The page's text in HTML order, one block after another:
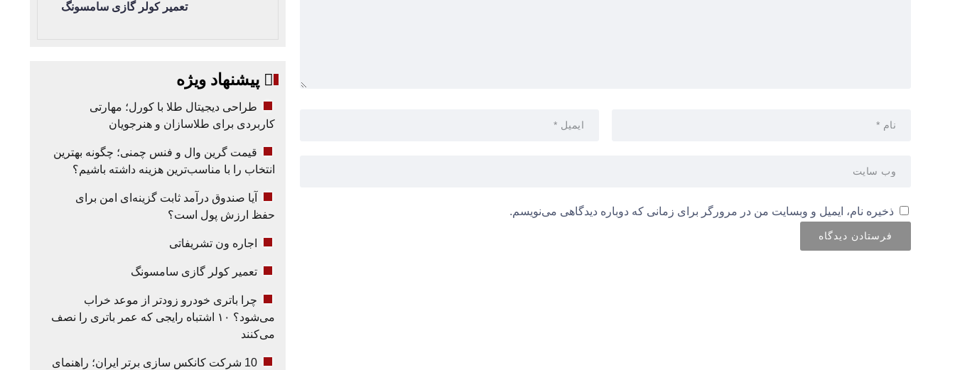
ذخیره نام، ایمیل و وبسایت من در مرورگر برای زمانی که دوباره دیدگاهی می‌نویسم.
تعمیر کولر گازی سامسونگ
پیشنهاد ویژه
طراحی دیجیتال طلا با کورل؛ مهارتی
کاربردی برای طلاسازان و هنرجویان
قیمت گرین وال و فنس چمنی؛ چگونه بهترین
انتخاب را با مناسب‌ترین هزینه داشته باشیم؟
آیا صندوق درآمد ثابت گزینه‌ای امن برای
حفظ ارزش پول است؟
اجاره ون تشریفاتی
تعمیر کولر گازی سامسونگ
چرا باتری خودرو زودتر از موعد خراب
می‌شود؟ ۱۰ اشتباه رایجی که عمر باتری را نصف
می‌کنند
10 شرکت کانکس سازی برتر ایران؛ راهنمای